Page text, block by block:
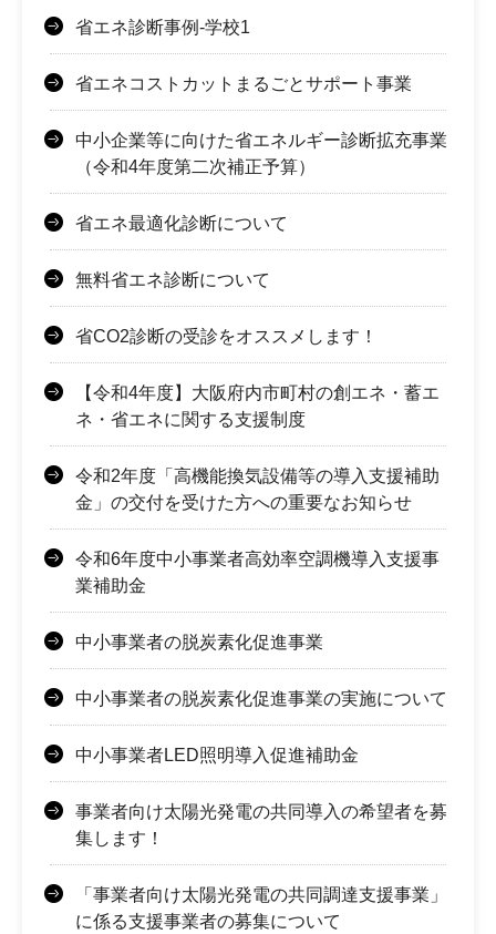
省エネ診断事例-学校1
省エネコストカットまるごとサポート事業
中小企業等に向けた省エネルギー診断拡充事業
（令和4年度第二次補正予算）
省エネ最適化診断について
無料省エネ診断について
省CO2診断の受診をオススメします！
【令和4年度】大阪府内市町村の創エネ・蓄エ
ネ・省エネに関する支援制度
令和2年度「高機能換気設備等の導入支援補助
金」の交付を受けた方への重要なお知らせ
令和6年度中小事業者高効率空調機導入支援事
業補助金
中小事業者の脱炭素化促進事業
中小事業者の脱炭素化促進事業の実施について
中小事業者LED照明導入促進補助金
事業者向け太陽光発電の共同導入の希望者を募
集します！
「事業者向け太陽光発電の共同調達支援事業」
に係る支援事業者の募集について